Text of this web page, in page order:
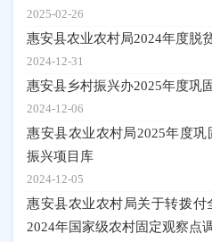
2025-02-26
惠安县农业农村局2024年度脱
2024-12-31
惠安县乡村振兴办2025年度巩
2024-12-06
惠安县农业农村局2025年度
振兴项目库
2024-12-05
惠安县农业农村局关于转拨
2024年国家级农村固定观察点